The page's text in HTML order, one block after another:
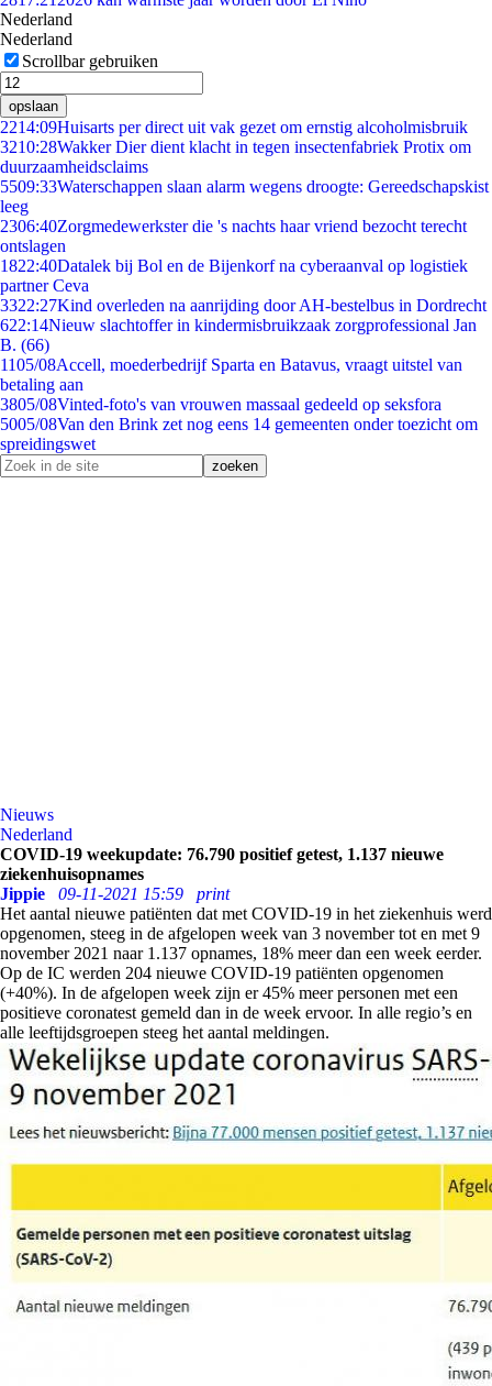
Nederland
Nederland
Scrollbar gebruiken
opslaan
2214:09Huisarts per direct uit vak gezet om ernstig alcoholmisbruik
3210:28Wakker Dier dient klacht in tegen insectenfabriek Protix om
duurzaamheidsclaims
5509:33Waterschappen slaan alarm wegens droogte: Gereedschapskist
leeg
2306:40Zorgmedewerkster die 's nachts haar vriend bezocht terecht
ontslagen
1822:40Datalek bij Bol en de Bijenkorf na cyberaanval op logistiek
partner Ceva
3322:27Kind overleden na aanrijding door AH-bestelbus in Dordrecht
622:14Nieuw slachtoffer in kindermisbruikzaak zorgprofessional Jan
B. (66)
1105/08Accell, moederbedrijf Sparta en Batavus, vraagt uitstel van
betaling aan
3805/08Vinted-foto's van vrouwen massaal gedeeld op seksfora
5005/08Van den Brink zet nog eens 14 gemeenten onder toezicht om
spreidingswet
Nieuws
Nederland
COVID-19 weekupdate: 76.790 positief getest, 1.137 nieuwe
ziekenhuisopnames
Jippie
09-11-2021 15:59
print
Het aantal nieuwe patiënten dat met COVID-19 in het ziekenhuis werd
opgenomen, steeg in de afgelopen week van 3 november tot en met 9
november 2021 naar 1.137 opnames, 18% meer dan een week eerder.
Op de IC werden 204 nieuwe COVID-19 patiënten opgenomen
(+40%). In de afgelopen week zijn er 45% meer personen met een
positieve coronatest gemeld dan in de week ervoor. In alle regio’s en
alle leeftijdsgroepen steeg het aantal meldingen.